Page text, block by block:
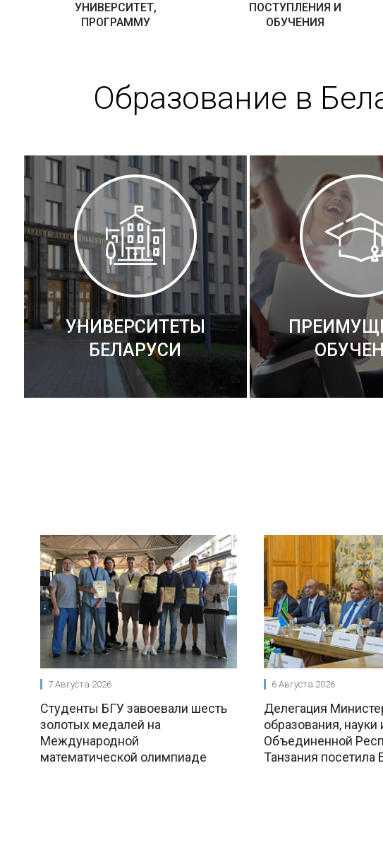
УНИВЕРСИТЕТ,
ПРОГРАММУ
ПОСТУПЛЕНИЯ И
ОБУЧЕНИЯ
Образование в
УНИВЕРСИТЕТЫ
БЕЛАРУСИ
7 Августа 2026
Студенты БГУ завоевали шесть
золотых медалей на
Международной
математической олимпиаде
6 Августа 2026
Делегация
образования, науки
Объединенной
Танзания посетила